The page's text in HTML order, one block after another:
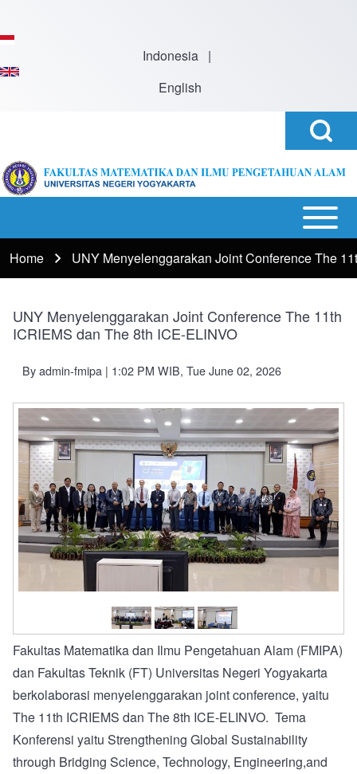
Indonesia |
English
Search
Block
navigation
Open or
Close
horizontal
Menu
Breadcrumb
Home UNY Menyelenggarakan Joint Conference The
UNY Menyelenggarakan Joint Conference The 11th
ICRIEMS dan The 8th ICE-ELINVO
Byadmin-fmipa | 1:02 PM WIB, Tue June 02, 2026
Fakultas Matematika dan Ilmu Pengetahuan Alam (FMIPA)
dan Fakultas Teknik (FT) Universitas Negeri Yogyakarta
berkolaborasi menyelenggarakan joint conference, yaitu
The 11th ICRIEMS dan The 8th ICE-ELINVO. Tema
Konferensi yaitu Strengthening Global Sustainability
through Bridging Science, Technology, Engineering,and